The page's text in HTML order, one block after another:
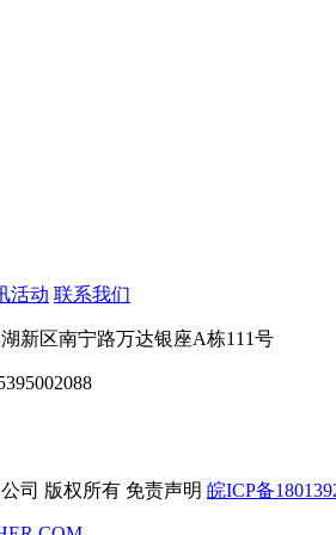
活动 联系我们
新区南宁路万达银座A栋111号
司 版权所有 免责声明 皖ICP备